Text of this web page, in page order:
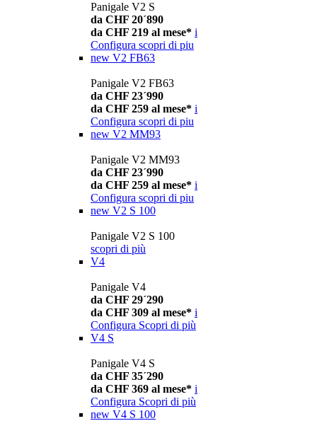
Panigale V2 S
da CHF 20´890
da CHF 219 al mese* i
Configura scopri di piu
new V2 FB63
Panigale V2 FB63
da CHF 23´990
da CHF 259 al mese* i
Configura scopri di piu
new V2 MM93
Panigale V2 MM93
da CHF 23´990
da CHF 259 al mese* i
Configura scopri di piu
new V2 S 100
Panigale V2 S 100
scopri di più
V4
Panigale V4
da CHF 29´290
da CHF 309 al mese* i
Configura Scopri di più
V4 S
Panigale V4 S
da CHF 35´290
da CHF 369 al mese* i
Configura Scopri di più
new V4 S 100